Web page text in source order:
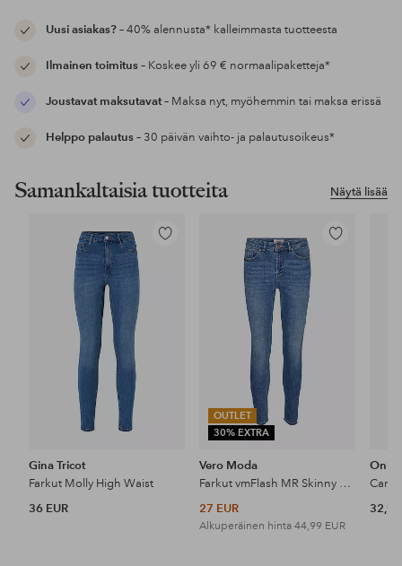
Uusi asiakas?– 40% alennusta* kalleimmasta tuotteesta
Ilmainen toimitus– Koskee yli 69 € normaalipaketteja*
Joustavat maksutavat– Maksa nyt, myöhemmin tai maksa erissä
Helppo palautus– 30 päivän vaihto- ja palautusoikeus*
Näytä lisää
Samankaltaisia tuotteita
Lisää
Gina Tricot
Farkut Molly High Waist
36 EUR
OUTLET
30% EXTRA
Lisää
Vero Moda
Farkut vmFlash MR Skinny Jeans LI347
27 EUR
Alkuperäinen hinta44,99 EUR
Only
32,99